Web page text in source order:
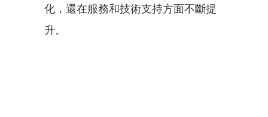
化，還在服務和技術支持方面不斷提
升。